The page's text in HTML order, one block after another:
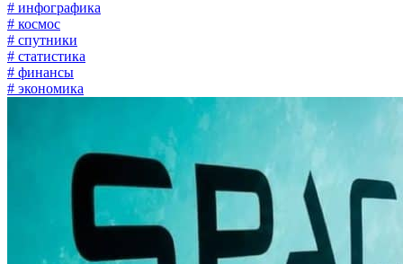
# инфографика
# космос
# спутники
# статистика
# финансы
# экономика